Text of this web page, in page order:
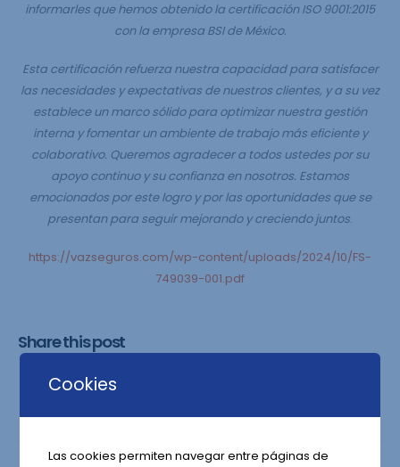
informarles que hemos obtenido la certificación ISO 9001:2015
con la empresa BSI de México.
Esta certificación refuerza nuestra capacidad para satisfacer
las necesidades y expectativas de nuestros clientes, y a su vez
establece un marco sólido para optimizar nuestra gestión
interna y fomentar un ambiente de trabajo más eficiente y
colaborativo. Queremos agradecer a todos ustedes por su
apoyo continuo y su confianza en nosotros. Estamos
emocionados por este logro y por las oportunidades que se
presentan para seguir mejorando y creciendo juntos.
https://vazseguros.com/wp-content/uploads/2024/10/FS-
749039-001.pdf
Share this post
Cookies
Las cookies permiten navegar entre páginas de